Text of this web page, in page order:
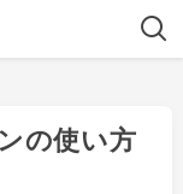
の使い方